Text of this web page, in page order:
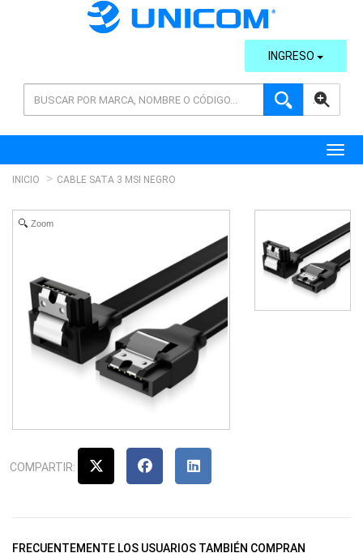
AVANZADA
INGRESO
INICIO CABLE SATA 3 MSI NEGRO
Zoom
COMPARTIR:
FRECUENTEMENTE LOS USUARIOS TAMBIÉN COMPRAN